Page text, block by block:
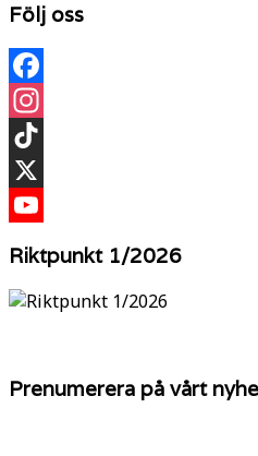
Följ oss
Facebook
Instagram
TikTok
X
Riktpunkt 1/2026
Prenumerera på vårt